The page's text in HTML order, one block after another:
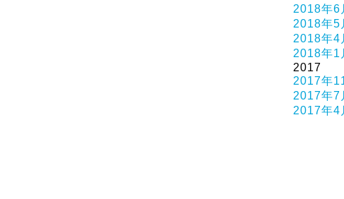
2018年6
2018年5
2018年4
2018年1
2017
2017年
2017年7
2017年4